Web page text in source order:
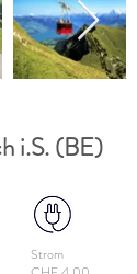
i.S. (BE)
Strom